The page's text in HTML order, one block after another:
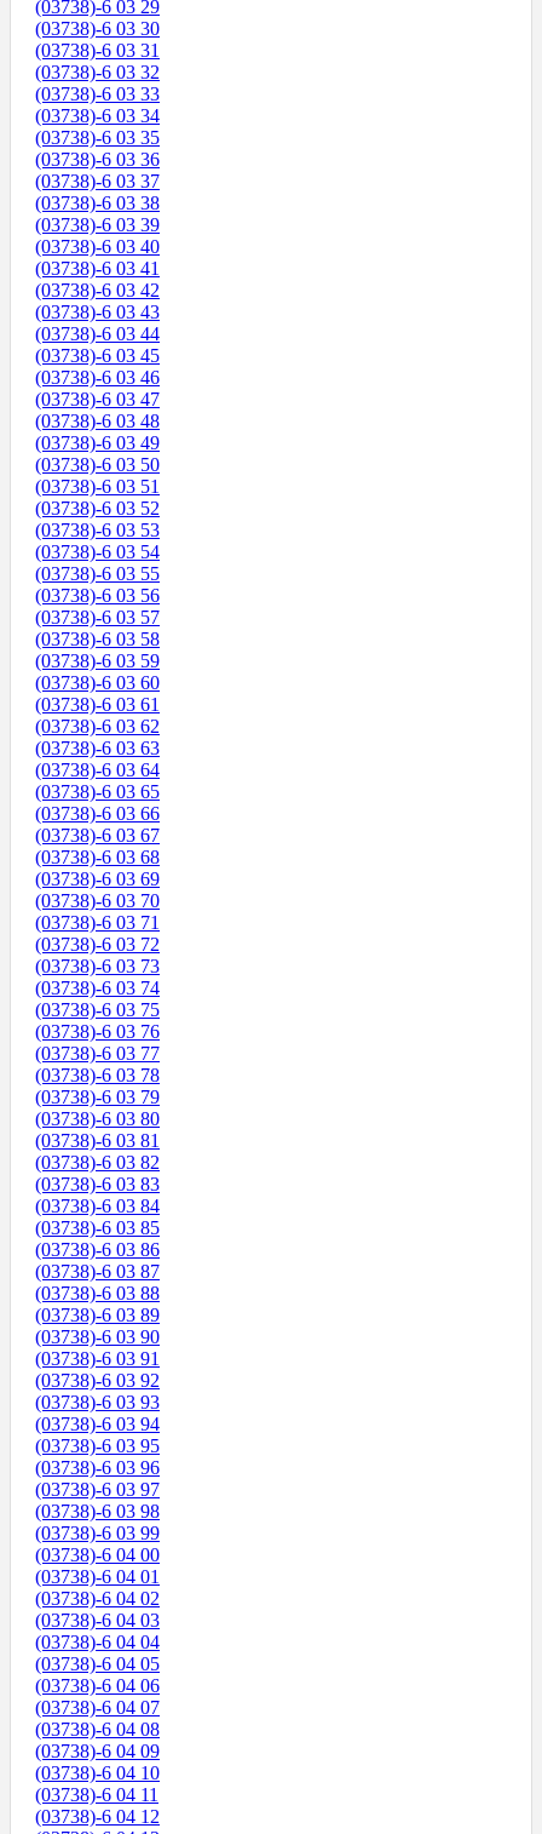
(03738)-6 03 29
(03738)-6 03 30
(03738)-6 03 31
(03738)-6 03 32
(03738)-6 03 33
(03738)-6 03 34
(03738)-6 03 35
(03738)-6 03 36
(03738)-6 03 37
(03738)-6 03 38
(03738)-6 03 39
(03738)-6 03 40
(03738)-6 03 41
(03738)-6 03 42
(03738)-6 03 43
(03738)-6 03 44
(03738)-6 03 45
(03738)-6 03 46
(03738)-6 03 47
(03738)-6 03 48
(03738)-6 03 49
(03738)-6 03 50
(03738)-6 03 51
(03738)-6 03 52
(03738)-6 03 53
(03738)-6 03 54
(03738)-6 03 55
(03738)-6 03 56
(03738)-6 03 57
(03738)-6 03 58
(03738)-6 03 59
(03738)-6 03 60
(03738)-6 03 61
(03738)-6 03 62
(03738)-6 03 63
(03738)-6 03 64
(03738)-6 03 65
(03738)-6 03 66
(03738)-6 03 67
(03738)-6 03 68
(03738)-6 03 69
(03738)-6 03 70
(03738)-6 03 71
(03738)-6 03 72
(03738)-6 03 73
(03738)-6 03 74
(03738)-6 03 75
(03738)-6 03 76
(03738)-6 03 77
(03738)-6 03 78
(03738)-6 03 79
(03738)-6 03 80
(03738)-6 03 81
(03738)-6 03 82
(03738)-6 03 83
(03738)-6 03 84
(03738)-6 03 85
(03738)-6 03 86
(03738)-6 03 87
(03738)-6 03 88
(03738)-6 03 89
(03738)-6 03 90
(03738)-6 03 91
(03738)-6 03 92
(03738)-6 03 93
(03738)-6 03 94
(03738)-6 03 95
(03738)-6 03 96
(03738)-6 03 97
(03738)-6 03 98
(03738)-6 03 99
(03738)-6 04 00
(03738)-6 04 01
(03738)-6 04 02
(03738)-6 04 03
(03738)-6 04 04
(03738)-6 04 05
(03738)-6 04 06
(03738)-6 04 07
(03738)-6 04 08
(03738)-6 04 09
(03738)-6 04 10
(03738)-6 04 11
(03738)-6 04 12